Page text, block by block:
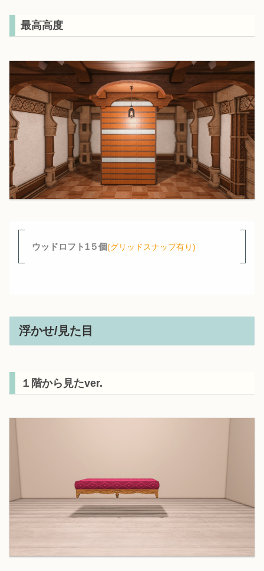
最高高度
ウッドロフト1５個(グリッドスナップ有り)
浮かせ/見た目
１階から見たver.